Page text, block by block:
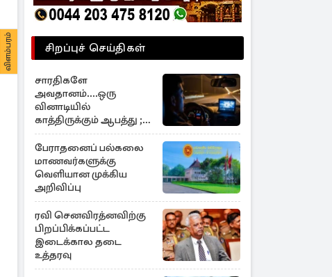
விளம்பரம் சிறப்புச் செய்திகள்
சாரதிகளே
அவதானம்....ஒரு
வினாடியில்
காத்திருக்கும் ஆபத்து ;
விடுக்கப்பட்ட எச்சரிக்கை
பேராதனைப் பல்கலை
மாணவர்களுக்கு
வெளியான முக்கிய
அறிவிப்பு
ரவி செனவிரத்னவிற்கு
பிறப்பிக்கப்பட்ட
இடைக்கால தடை
உத்தரவு